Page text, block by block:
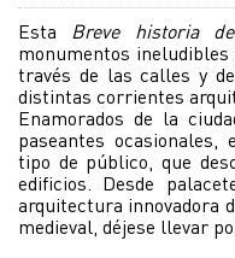
Esta Breve historia
monumentos
través de las calles y
distintas corrientes
Enamorados de la
paseantes
tipo de público, que
edificios. Desde
arquitectura innovadora
medieval, déjese llevar